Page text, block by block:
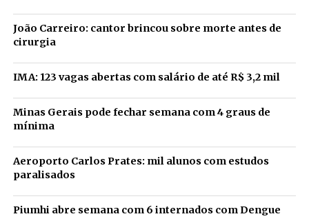
João Carreiro: cantor brincou sobre morte antes de
cirurgia
IMA: 123 vagas abertas com salário de até R$ 3,2 mil
Minas Gerais pode fechar semana com 4 graus de
mínima
Aeroporto Carlos Prates: mil alunos com estudos
paralisados
Piumhi abre semana com 6 internados com Dengue